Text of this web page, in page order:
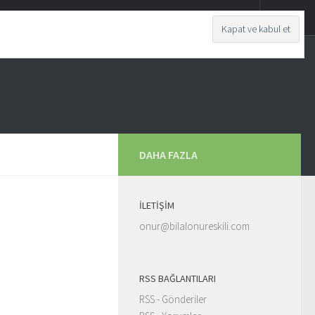
DAHA FAZLA
İLETIŞIM
onur@bilalonureskili.com
RSS BAĞLANTILARI
RSS - Gönderiler